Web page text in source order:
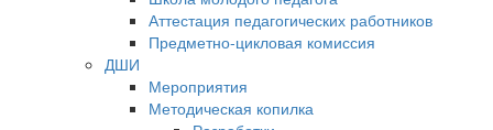
Аттестация педагогических работников
Предметно-цикловая комиссия
ДШИ
Мероприятия
Методическая копилка